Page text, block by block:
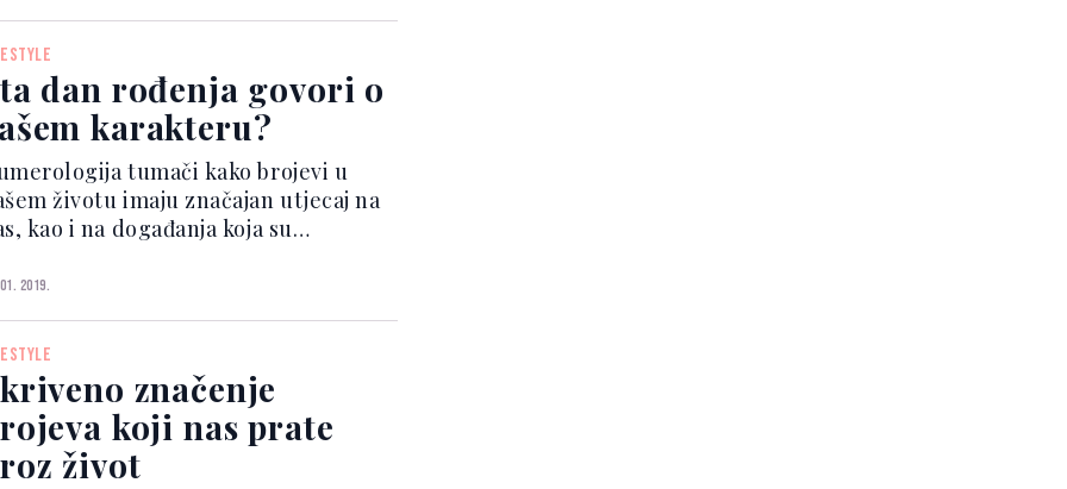
ulogu u razvoju braka.
smatraju da bračni b...
dan rođenja govori o
karakteru?
tumači kako brojevi u
životu imaju značajan utjecaj na
kao i na događanja koja su
došli na svijet naš je život obilježen
brojem što, kako objašnjavaju
može deta...
2019.
značenje
koji nas prate
život